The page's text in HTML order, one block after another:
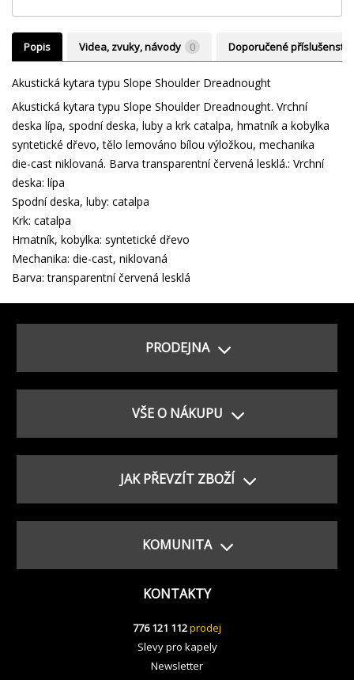
Popis Videa, zvuky, návody 0 Doporučené příslušenství
Akustická kytara typu Slope Shoulder Dreadnought
Akustická kytara typu Slope Shoulder Dreadnought. Vrchní
deska lípa, spodní deska, luby a krk catalpa, hmatník a kobylka
syntetické dřevo, tělo lemováno bílou výložkou, mechanika
die-cast niklovaná. Barva transparentní červená lesklá.: Vrchní
deska: lípa
Spodní deska, luby: catalpa
Krk: catalpa
Hmatník, kobylka: syntetické dřevo
Mechanika: die-cast, niklovaná
Barva: transparentní červená lesklá
PRODEJNA
VŠE O NÁKUPU
JAK PŘEVZÍT ZBOŽÍ
KOMUNITA
KONTAKTY
776 121 112prodej
Slevy pro kapely
Newsletter